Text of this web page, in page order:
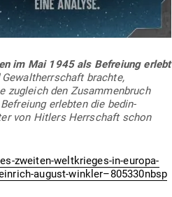
im Mai 1945 als Befreiung erlebt
brachte,
zugleich den Zusam­men­bruch
Befreiung erlebten die bedin­
von Hitlers Herr­schaft schon
zweiten-weltkrieges-in-europa-
august-winkler–805330nbsp